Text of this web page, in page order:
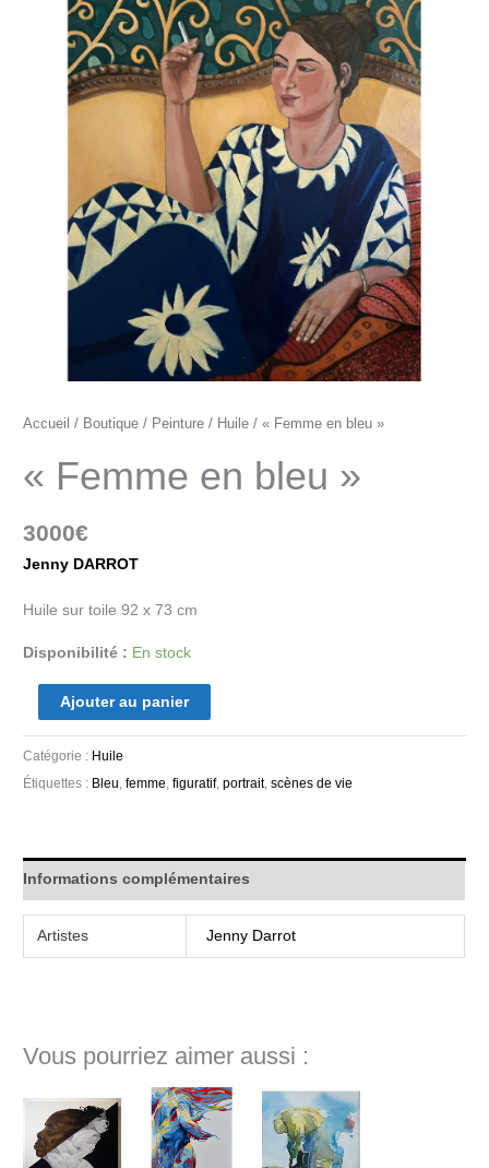
Accueil / Boutique / Peinture / Huile / « Femme en bleu »
« Femme en bleu »
3000€
Jenny DARROT
Huile sur toile 92 x 73 cm
Disponibilité : En stock
"Femme
Ajouter au panier
Catégorie : Huile
Étiquettes : Bleu,femme,figuratif,portrait,scènes de vie
Informations complémentaires
Artistes Jenny Darrot
Vous pourriez aimer aussi :